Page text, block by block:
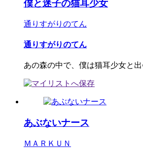
僕と迷子の猫耳少女
通りすがりのてん
通りすがりのてん
あの森の中で、僕は猫耳少女と出
あぶないナース
ＭＡＲＫＵＮ